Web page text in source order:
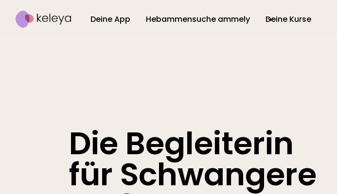
Deine App Hebammensuche ammely Deine Kurse
Die Begleiterin
für Schwangere